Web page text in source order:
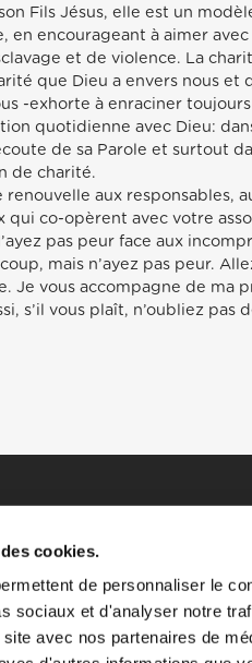
cookies.
de personnaliser le
sociaux et d'analyser notre
avec nos partenaires de
Fils Jésus, elle est un
en encourageant à aimer
et de violence. La
que Dieu a envers nous et
-exhorte à enraciner
quotidienne avec Dieu:
de sa Parole et surtout
de charité.
aux responsables,
qui co-opèrent avec votre
pas peur face aux
mais n’ayez pas peur.
Je vous accompagne de ma
s’il vous plaît, n’oubliez pas
HOME